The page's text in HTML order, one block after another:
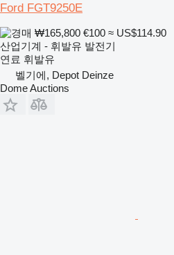
Ford FGT9250E
₩165,800 €100 ≈ US$114.90
산업기계 - 휘발유 발전기
연료 휘발유
벨기에, Depot Deinze
Dome Auctions